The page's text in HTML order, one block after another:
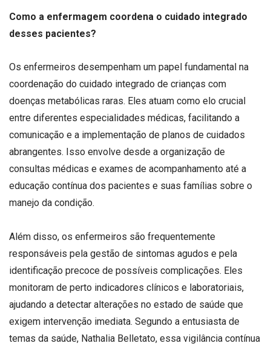
Como a enfermagem coordena o cuidado integrado
desses pacientes?
Os enfermeiros desempenham um papel fundamental na
coordenação do cuidado integrado de crianças com
doenças metabólicas raras. Eles atuam como elo crucial
entre diferentes especialidades médicas, facilitando a
comunicação e a implementação de planos de cuidados
abrangentes. Isso envolve desde a organização de
consultas médicas e exames de acompanhamento até a
educação contínua dos pacientes e suas famílias sobre o
manejo da condição.
Além disso, os enfermeiros são frequentemente
responsáveis pela gestão de sintomas agudos e pela
identificação precoce de possíveis complicações. Eles
monitoram de perto indicadores clínicos e laboratoriais,
ajudando a detectar alterações no estado de saúde que
exigem intervenção imediata. Segundo a entusiasta de
temas da saúde, Nathalia Belletato, essa vigilância contínua